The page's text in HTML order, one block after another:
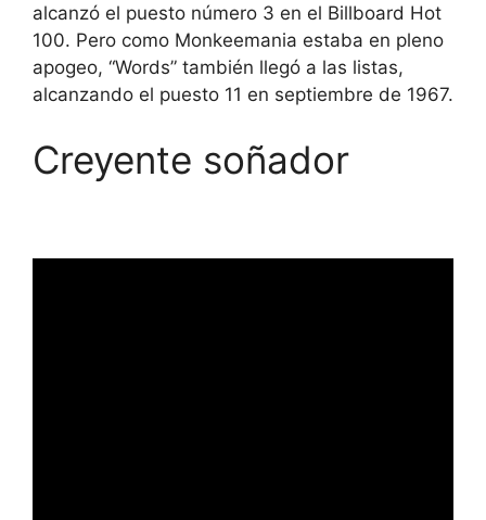
alcanzó el puesto número 3 en el Billboard Hot
100. Pero como Monkeemania estaba en pleno
apogeo, “Words” también llegó a las listas,
alcanzando el puesto 11 en septiembre de 1967.
Creyente soñador